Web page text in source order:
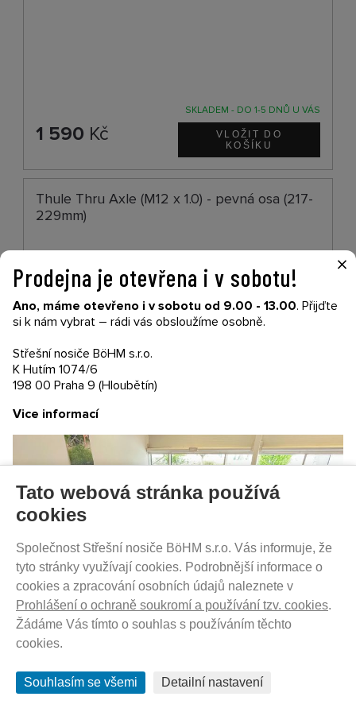
SKLADEM - DO 1-5 DNŮ U VÁS
1 590 Kč
Thule Thru Axle (M12 x 1.0) - pevná osa (217-
229mm)
SKLADEM - DO 1-5 DNŮ U VÁS
1 590Kč
Thule Thru Axle (M12 x 1.0) - pevná osa (169-
184mm)
Tato webová stránka používá
cookies
Společnost Střešní nosiče BöHM s.r.o. Vás informuje, že
tyto stránky využívají cookies. Podrobnější informace o
cookies a zpracování osobních údajů naleznete v
Prohlášení o ochraně soukromí a používání tzv. cookies.
Žádáme Vás tímto o souhlas s používáním těchto
cookies.
Souhlasím se všemi Detailní nastavení
×
Prodejna je otevřena i v sobotu!
Ano, máme otevřeno i v sobotu od 9.00 - 13.00. Přijďte
si k nám vybrat – rádi vás obsloužíme osobně.
Střešní nosiče BöHM s.r.o.
K Hutím 1074/6
198 00 Praha 9 (Hloubětín)
Vice informací